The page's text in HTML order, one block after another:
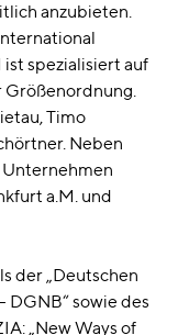
anzubieten.
ist spezialisiert auf
Größenordnung.
Timo
Neben
a.M. und
der „Deutschen
DGNB“ sowie des
„New Ways of